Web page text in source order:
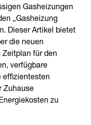
Gasheizungen
„Gasheizung
Dieser Artikel bietet
die neuen
für den
verfügbare
effizientesten
Zuhause
zu